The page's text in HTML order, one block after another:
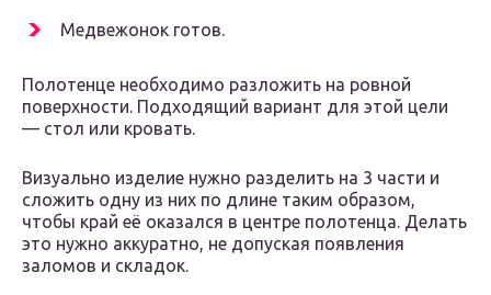
Медвежонок готов.
Полотенце необходимо разложить на ровной
поверхности. Подходящий вариант для этой цели
— стол или кровать.
Визуально изделие нужно разделить на 3 части и
сложить одну из них по длине таким образом,
чтобы край её оказался в центре полотенца. Делать
это нужно аккуратно, не допуская появления
заломов и складок.